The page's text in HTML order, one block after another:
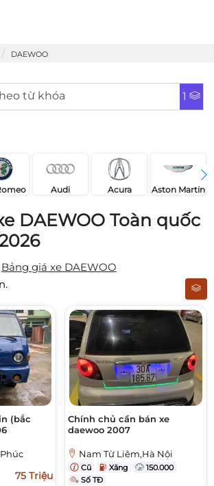
DAEWOO
từ khóa 1
Audi Acura Aston Martin
DAEWOO Toàn quốc
Bảng giá xe DAEWOO
(bắc
75 Triệu
Chính chủ cần bán xe
daewoo 2007
Nam Từ Liêm,Hà Nội
Cũ Xăng
150.000
Số TĐ